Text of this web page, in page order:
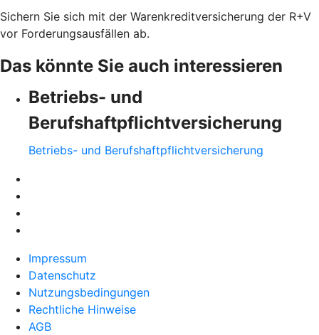
Sichern Sie sich mit der Warenkreditversicherung der R+V
vor Forderungsausfällen ab.
Das könnte Sie auch interessieren
Betriebs- und
Berufshaftpflichtversicherung
Betriebs- und Berufshaftpflichtversicherung
Impressum
Datenschutz
Nutzungsbedingungen
Rechtliche Hinweise
AGB